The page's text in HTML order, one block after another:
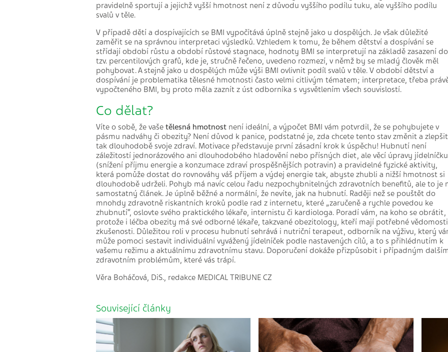
pravidelně sportují a jejichž vyšší hmotnost není z důvodu vyššího podílu tuku, ale vyššího podílu
svalů v těle.
V případě dětí a dospívajících se BMI vypočítává úplně stejně jako u dospělých. Je však důležité
zaměřit se na správnou interpretaci výsledků. Vzhledem k tomu, že během dětství a dospívání se
střídají období růstu a období růstové stagnace, hodnoty BMI se interpretují na základě zasazení do
tzv. percentilových grafů, kde je, stručně řečeno, uvedeno rozmezí, v němž by se mladý člověk měl
pohybovat. A stejně jako u dospělých může výši BMI ovlivnit podíl svalů v těle. V období dětství a
dospívání je problematika tělesné hmotnosti často velmi citlivým tématem; interpretace, třeba
vypočteného BMI, by proto měla zaznít z úst odborníka s vysvětlením všech souvislostí.
Co dělat?
Víte o sobě, že vaše tělesná hmotnost není ideální, a výpočet BMI vám potvrdil, že se pohybujete v
pásmu nadváhy či obezity? Není důvod k panice, podstatné je, zda chcete tento stav změnit a zlepšit
tak dlouhodobě svoje zdraví. Motivace představuje první zásadní krok k úspěchu! Hubnutí není
záležitostí jednorázového ani dlouhodobého hladovění nebo přísných diet, ale věcí úpravy jídelníčku
(snížení příjmu energie a konzumace zdraví prospěšnějších potravin) a pravidelné fyzické aktivity,
která pomůže dostat do rovnováhy váš příjem a výdej energie tak, abyste zhubli a nižší hmotnost si
dlouhodobě udrželi. Pohyb má navíc celou řadu nezpochybnitelných zdravotních benefitů, ale to je
samostatný článek. Je úplně běžné a normální, že nevíte, jak na hubnutí. Raději než se pouštět do
mnohdy zdravotně riskantních kroků podle rad z internetu, které „zaručeně a rychle povedou ke
zhubnutí“, oslovte svého praktického lékaře, internistu či kardiologa. Poradí vám, na koho se obrátit,
protože i léčba obezity má své odborné lékaře, takzvané obezitology, kteří mají potřebné
zkušenosti. Důležitou roli v procesu hubnutí sehrává i nutriční terapeut, odborník na výživu, který
může pomoci sestavit individuální vyvážený jídelníček podle nastavených cílů, a to s přihlédnutím k
vašemu režimu a aktuálnímu zdravotnímu stavu. Doporučení dokáže přizpůsobit i případným
zdravotním problémům, které vás trápí.
Věra Boháčová, DiS., redakce MEDICAL TRIBUNE CZ
Související články